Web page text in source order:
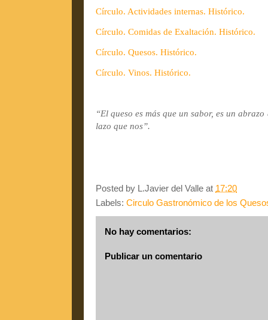
Círculo. Actividades internas. Histórico.
Círculo. Comidas de Exaltación. Histórico.
Círculo. Quesos. Histórico.
Círculo. Vinos. Histórico.
“El queso es más que un sabor, es un
lazo que nos”.
Posted by L.Javier del Valle at 17:20
Labels: Circulo Gastronómico de los
No hay comentarios:
Publicar un comentario